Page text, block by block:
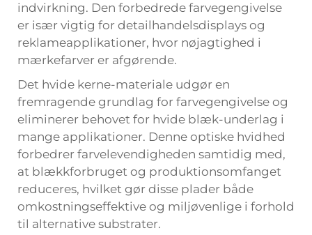
indvirkning. Den forbedrede farvegengivelse
er især vigtig for detailhandelsdisplays og
reklameapplikationer, hvor nøjagtighed i
mærkefarver er afgørende.
Det hvide kerne-materiale udgør en
fremragende grundlag for farvegengivelse og
eliminerer behovet for hvide blæk-underlag i
mange applikationer. Denne optiske hvidhed
forbedrer farvelevendigheden samtidig med,
at blækkforbruget og produktionsomfanget
reduceres, hvilket gør disse plader både
omkostningseffektive og miljøvenlige i forhold
til alternative substrater.